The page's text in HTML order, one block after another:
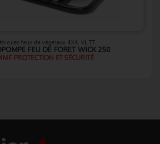
feux de végétaux 4X4, VL TT
FEU DE FORET WICK 250
PROTECTION ET SÉCURITÉ